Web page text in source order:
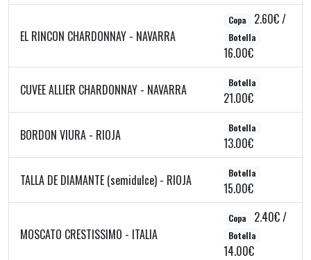
EL RINCON CHARDONNAY - NAVARRA
Copa 2.60€ /
Botella
16.00€
CUVEE ALLIER CHARDONNAY - NAVARRA Botella
21.00€
BORDON VIURA - RIOJA Botella
13.00€
TALLA DE DIAMANTE (semidulce) - RIOJA Botella
15.00€
MOSCATO CRESTISSIMO - ITALIA
Copa 2.40€ /
Botella
14.00€